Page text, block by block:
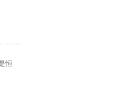
恒